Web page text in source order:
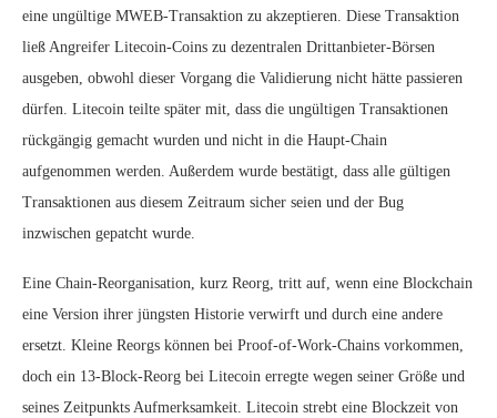
eine ungültige MWEB‑Transaktion zu akzeptieren. Diese Transaktion
ließ Angreifer Litecoin‑Coins zu dezentralen Drittanbieter‑Börsen
ausgeben, obwohl dieser Vorgang die Validierung nicht hätte passieren
dürfen. Litecoin teilte später mit, dass die ungültigen Transaktionen
rückgängig gemacht wurden und nicht in die Haupt‑Chain
aufgenommen werden. Außerdem wurde bestätigt, dass alle gültigen
Transaktionen aus diesem Zeitraum sicher seien und der Bug
inzwischen gepatcht wurde.
Eine Chain‑Reorganisation, kurz Reorg, tritt auf, wenn eine Blockchain
eine Version ihrer jüngsten Historie verwirft und durch eine andere
ersetzt. Kleine Reorgs können bei Proof‑of‑Work‑Chains vorkommen,
doch ein 13‑Block‑Reorg bei Litecoin erregte wegen seiner Größe und
seines Zeitpunkts Aufmerksamkeit. Litecoin strebt eine Blockzeit von